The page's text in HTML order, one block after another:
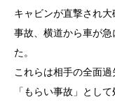
キャビンが直撃され
事故、横道から車が
た。
これらは相手の全面
「もらい事故」として